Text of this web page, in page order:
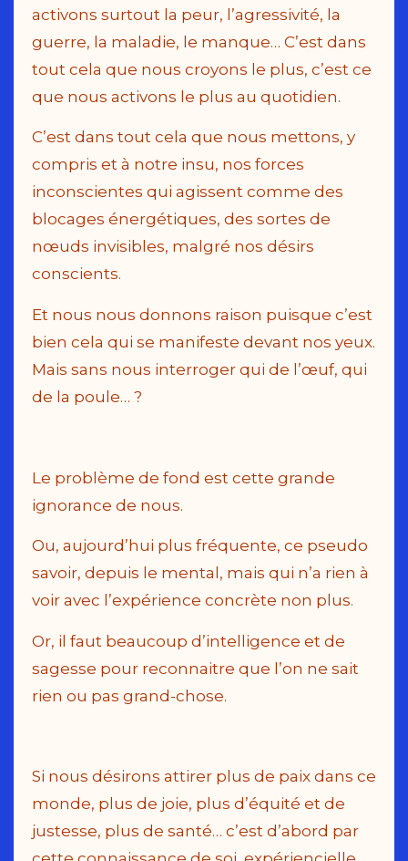
activons surtout la peur, l’agressivité, la
guerre, la maladie, le manque… C’est dans
tout cela que nous croyons le plus, c’est ce
que nous activons le plus au quotidien.
C’est dans tout cela que nous mettons, y
compris et à notre insu, nos forces
inconscientes qui agissent comme des
blocages énergétiques, des sortes de
nœuds invisibles, malgré nos désirs
conscients.
Et nous nous donnons raison puisque c’est
bien cela qui se manifeste devant nos yeux.
Mais sans nous interroger qui de l’œuf, qui
de la poule… ?
Le problème de fond est cette grande
ignorance de nous.
Ou, aujourd’hui plus fréquente, ce pseudo
savoir, depuis le mental, mais qui n’a rien à
voir avec l’expérience concrète non plus.
Or, il faut beaucoup d’intelligence et de
sagesse pour reconnaitre que l’on ne sait
rien ou pas grand-chose.
Si nous désirons attirer plus de paix dans ce
monde, plus de joie, plus d’équité et de
justesse, plus de santé… c’est d’abord par